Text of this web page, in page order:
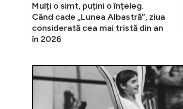
Mulți o simt, puțini o înțeleg.
Când cade „Lunea Albastră”, ziua
considerată cea mai tristă din an
în 2026